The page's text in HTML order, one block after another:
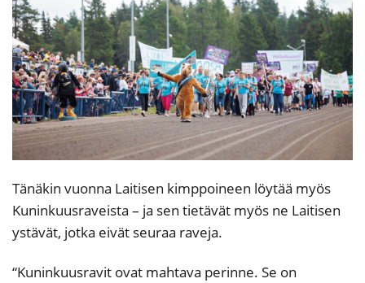
Tänäkin vuonna Laitisen kimppoineen löytää myös
Kuninkuusraveista – ja sen tietävät myös ne Laitisen
ystävät, jotka eivät seuraa raveja.
“Kuninkuusravit ovat mahtava perinne. Se on